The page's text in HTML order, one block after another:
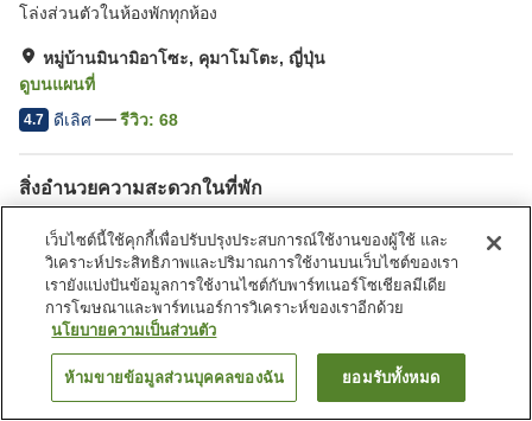
โล่งส่วนตัวในห้องพักทุกห้อง
หมู่บ้านมินามิอาโซะ, คุมาโมโตะ, ญี่ปุ่น
ดูบนแผนที่
4.7 ดีเลิศ รีวิว: 68
สิ่งอำนวยความสะดวกในที่พัก
บริการโทรปลุก
แฟกซ์
หน้าแรก ญี่ปุ่น คุมาโมโตะ
หมู่บ้านมินามิอาโซะ
Yume Shizuku Onsen Bettei Soan
ค้นหาห้องพัก
เว็บไซต์นี้ใช้คุกกี้เพื่อปรับปรุงประสบการณ์ใช้งานของผู้ใช้ และ
วิเคราะห์ประสิทธิภาพและปริมาณการใช้งานบนเว็บไซต์ของเรา
เรายังแบ่งปันข้อมูลการใช้งานไซต์กับพาร์ทเนอร์โซเชียลมีเดีย
การโฆษณาและพาร์ทเนอร์การวิเคราะห์ของเราอีกด้วย
นโยบายความเป็นส่วนตัว
ห้ามขายข้อมูลส่วนบุคคลของฉัน ยอมรับทั้งหมด